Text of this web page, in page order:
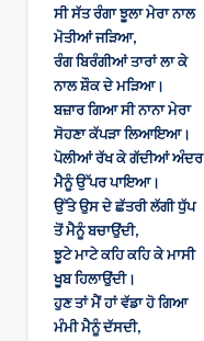
ਸੀ ਸੱਤ ਰੰਗਾ ਝੂਲਾ ਮੇਰਾ ਨਾਲ
ਮੋਤੀਆਂ ਜੜਿਆ,
ਰੰਗ ਬਿਰੰਗੀਆਂ ਤਾਰਾਂ ਲਾ ਕੇ
ਨਾਲ ਸ਼ੌਕ ਦੇ ਮੜਿਆ।
ਬਜ਼ਾਰ ਗਿਆ ਸੀ ਨਾਨਾ ਮੇਰਾ
ਸੋਹਣਾ ਕੱਪੜਾ ਲਿਆਇਆ।
ਪੋਲੀਆਂ ਰੱਖ ਕੇ ਗੱਦੀਆਂ ਅੰਦਰ
ਮੈਨੂੰ ਉੱਪਰ ਪਾਇਆ।
ਉੱਤੇ ਉਸ ਦੇ ਛੱਤਰੀ ਲੱਗੀ ਧੁੱਪ
ਤੋਂ ਮੈਨੂੰ ਬਚਾਉਂਦੀ,
ਝੂਟੇ ਮਾਟੇ ਕਹਿ ਕਹਿ ਕੇ ਮਾਸੀ
ਖੂਬ ਹਿਲਾਉਂਦੀ।
ਹੁਣ ਤਾਂ ਮੈਂ ਹਾਂ ਵੱਡਾ ਹੋ ਗਿਆ
ਮੰਮੀ ਮੈਨੂੰ ਦੱਸਦੀ,